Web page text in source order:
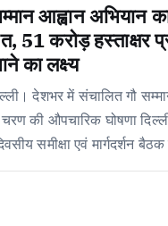
आह्वान अभियान
51 करोड़ हस्ताक्षर
का लक्ष्य
देशभर में संचालित गौ
की औपचारिक घोषणा
समीक्षा एवं मार्गदर्शन